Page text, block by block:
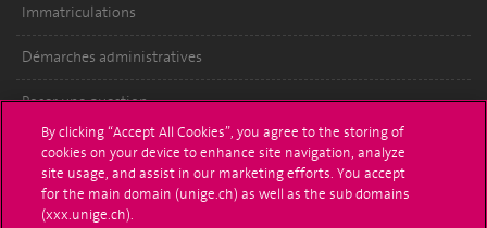
Immatriculations
Démarches administratives
Poser une question
L'UNIGE vous informe
UNIGE Mobile
By clicking “Accept All Cookies”, you agree to the storing of
cookies on your device to enhance site navigation, analyze
site usage, and assist in our marketing efforts. You accept
for the main domain (unige.ch) as well as the sub domains
(xxx.unige.ch).